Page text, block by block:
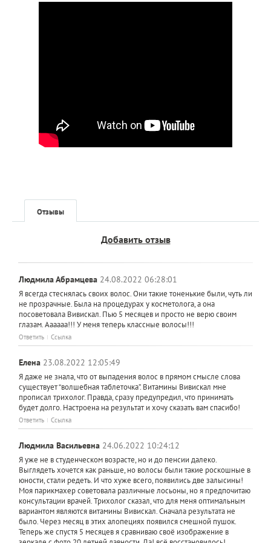
Отзывы
Добавить отзыв
Людмила Абрамцева 24.08.2022 06:28:01
Я всегда стеснялась своих волос. Они такие тоненькие были, чуть ли
не прозрачные. Была на процедурах у косметолога, а она
посоветовала Вивискал. Пью 5 месяцев и просто не верю своим
глазам. Аааааа!!! У меня теперь классные волосы!!!
Ответить Ссылка
Елена 23.08.2022 12:05:49
Я даже не знала, что от выпадения волос в прямом смысле слова
существует “волшебная таблеточка”. Витамины Вивискал мне
прописал трихолог. Правда, сразу предупредил, что принимать
будет долго. Настроена на результат и хочу сказать вам спасибо!
Ответить Ссылка
Людмила Васильевна 24.06.2022 10:24:12
Я уже не в студенческом возрасте, но и до пенсии далеко.
Выглядеть хочется как раньше, но волосы были такие роскошные в
юности, стали редеть. И что хуже всего, появились две залысины!
Моя парикмахер советовала различные лосьоны, но я предпочитаю
консультации врачей. Трихолог сказал, что для меня оптимальным
вариантом являются витамины Вивискал. Сначала результата не
было. Через месяц в этих алопециях появился смешной пушок.
Теперь же спустя 5 месяцев я сравниваю своё изображение в